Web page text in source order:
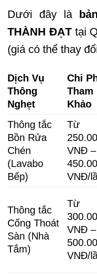
Dưới đây là
THÀNH ĐẠTtại
(giá có thể thay
Dịch Vụ
Thông
Nghẹt
Chi
Tham
Khảo
Thông tắc
Bồn Rửa
Chén
(Lavabo
Bếp)
Từ
VNĐ –
VNĐ/
Thông tắc
Cống Thoát
Sàn (Nhà
Tắm)
Từ
VNĐ –
VNĐ/